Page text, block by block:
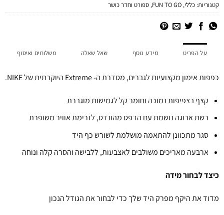
קטגוריות:כללי,
FUN TO GO
,ספורט וחדר כושר
על הפריט מידע נוסף שאל שאלה משלוחים ואיסוף
כפפות אימון מקצועיות לגברים, מסדרת ה- Extreme היוקרתית של NIKE.
קצף בצפיפות נמוכה וחומר קל לגמישות מוגברת
רשת ארוגה נושמת עם הדפס מהונדס, לזרימת אוויר משופרת
סגר מתכוונן להתאמה מושלמת לשורש כף היד
ארבעה מאריכים משולבים לאצבעות, ללבישה והסרה קלה ונוחה
כיצד לבחור מידה
מדוד את היקף מפרק היד שלך כדי לבחור את הגודל הנכון